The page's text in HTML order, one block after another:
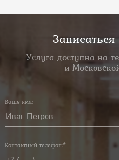
Услуга доступна на
и
Ваше имя:
Контактный телефон:*